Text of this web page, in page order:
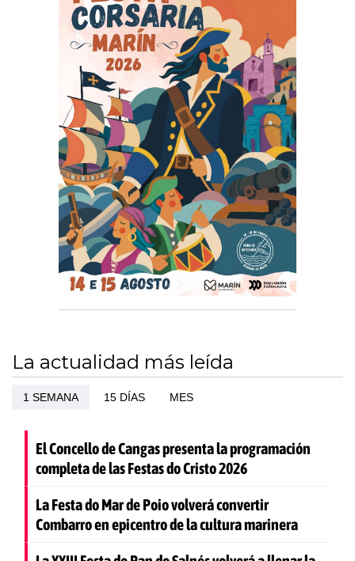
La actualidad más leída
1 SEMANA 15 DÍAS MES
El Concello de Cangas presenta la programación
completa de las Festas do Cristo 2026
La Festa do Mar de Poio volverá convertir
Combarro en epicentro de la cultura marinera